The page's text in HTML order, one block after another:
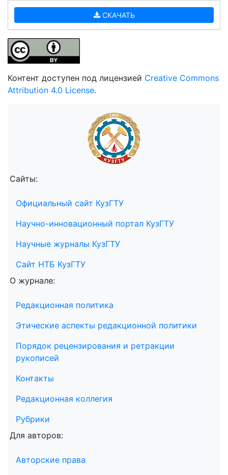
СКАЧАТЬ
Контент доступен под лицензией Creative Commons
Attribution 4.0 License.
Сайты:
Официальный сайт КузГТУ
Научно-инновационный портал КузГТУ
Научные журналы КузГТУ
Сайт НТБ КузГТУ
О журнале:
Редакционная политика
Этические аспекты редакционной политики
Порядок рецензирования и ретракции
рукописей
Контакты
Редакционная коллегия
Рубрики
Для авторов:
Авторские права